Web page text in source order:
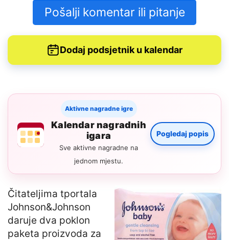
Pošalji komentar ili pitanje
Dodaj podsjetnik u kalendar
Aktivne nagradne igre
Kalendar nagradnih
igara
Sve aktivne nagradne na
jednom mjestu.
Pogledaj popis
Čitateljima tportala
Johnson&Johnson
daruje dva poklon
paketa proizvoda za